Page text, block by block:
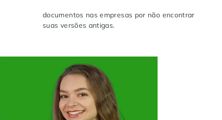
documentos nas empresas por não encontrar
suas versões antigas.